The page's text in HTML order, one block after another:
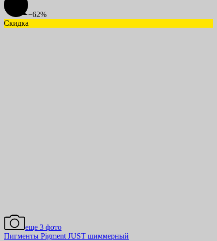
−62%
Скидка
еще 3 фото
Пигменты Pigment JUST шиммерный